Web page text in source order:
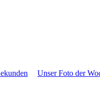
Unser Foto der